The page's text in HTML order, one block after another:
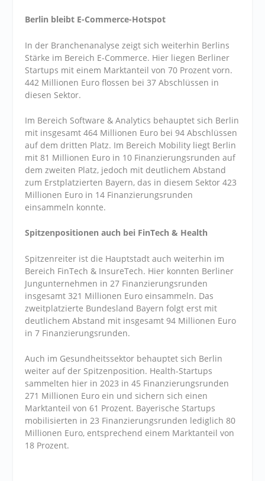
Berlin bleibt E-Commerce-Hotspot
In der Branchenanalyse zeigt sich weiterhin Berlins
Stärke im Bereich E-Commerce. Hier liegen Berliner
Startups mit einem Marktanteil von 70 Prozent vorn.
442 Millionen Euro flossen bei 37 Abschlüssen in
diesen Sektor.
Im Bereich Software & Analytics behauptet sich Berlin
mit insgesamt 464 Millionen Euro bei 94 Abschlüssen
auf dem dritten Platz. Im Bereich Mobility liegt Berlin
mit 81 Millionen Euro in 10 Finanzierungsrunden auf
dem zweiten Platz, jedoch mit deutlichem Abstand
zum Erstplatzierten Bayern, das in diesem Sektor 423
Millionen Euro in 14 Finanzierungsrunden
einsammeln konnte.
Spitzenpositionen auch bei FinTech & Health
Spitzenreiter ist die Hauptstadt auch weiterhin im
Bereich FinTech & InsureTech. Hier konnten Berliner
Jungunternehmen in 27 Finanzierungsrunden
insgesamt 321 Millionen Euro einsammeln. Das
zweitplatzierte Bundesland Bayern folgt erst mit
deutlichem Abstand mit insgesamt 94 Millionen Euro
in 7 Finanzierungsrunden.
Auch im Gesundheitssektor behauptet sich Berlin
weiter auf der Spitzenposition. Health-Startups
sammelten hier in 2023 in 45 Finanzierungsrunden
271 Millionen Euro ein und sichern sich einen
Marktanteil von 61 Prozent. Bayerische Startups
mobilisierten in 23 Finanzierungsrunden lediglich 80
Millionen Euro, entsprechend einem Marktanteil von
18 Prozent.